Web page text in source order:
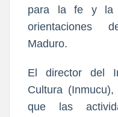
para la fe y la
orientaciones
Maduro.
El director del
Cultura
que las